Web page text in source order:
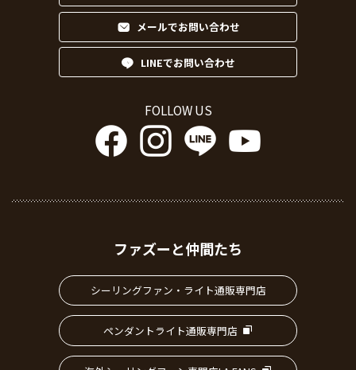
メールでお問い合わせ
LINEでお問い合わせ
FOLLOW US
ファズーと仲間たち
シーリングファン・ライト通販専門店
ペンダントライト通販専門店